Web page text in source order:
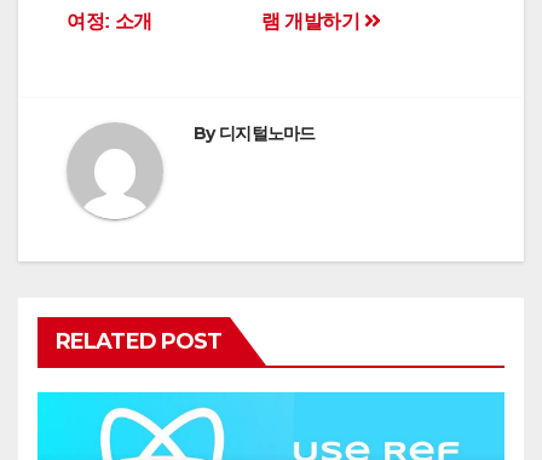
램 개발하기
여정: 소개
By디지털노마드
RELATED POST